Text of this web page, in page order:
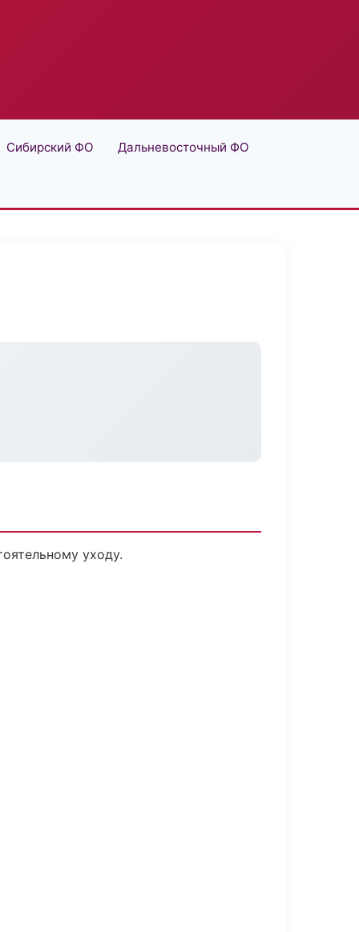
Сибирский ФО Дальневосточный ФО
уходу.